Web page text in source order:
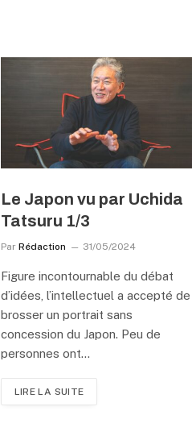
Le Japon vu par Uchida
Tatsuru 1/3
Par Rédaction 31/05/2024
Figure incontournable du débat
d’idées, l’intellectuel a accepté de
brosser un portrait sans
concession du Japon. Peu de
personnes ont…
LIRE LA SUITE